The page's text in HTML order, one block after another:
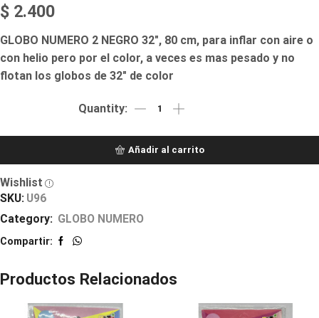
$ 2.400
GLOBO NUMERO 2 NEGRO 32″, 80 cm, para inflar con aire o
con helio pero por el color, a veces es mas pesado y no
flotan los globos de 32″ de color
Añadir al carrito
Wishlist
SKU: U96
Category: GLOBO NUMERO
Compartir:
Productos Relacionados